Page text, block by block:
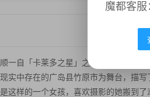
一自「卡莱多之星」之后久违7年的
实中存在的广岛县竹原市为舞台，描
样的一个女孩，喜欢摄影的她搬到
魔都客服